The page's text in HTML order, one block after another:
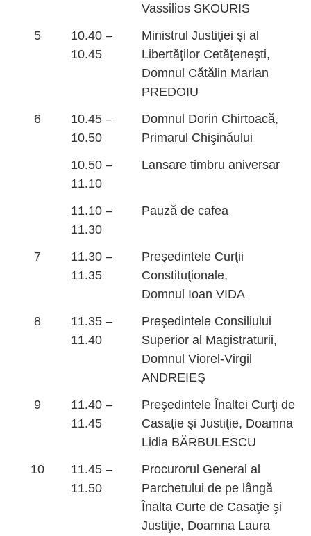
Vassilios SKOURIS
5
10.40 –
10.45
Ministrul Justiţiei şi al
Libertăţilor Cetăţeneşti,
Domnul Cătălin Marian
PREDOIU
6
10.45 –
10.50
Domnul Dorin Chirtoacă,
Primarul Chişinăului
10.50 –
11.10
Lansare timbru aniversar
11.10 –
11.30
Pauză de cafea
7
11.30 –
11.35
Preşedintele Curţii
Constituţionale,
Domnul Ioan VIDA
8
11.35 –
11.40
Preşedintele Consiliului
Superior al Magistraturii,
Domnul Viorel-Virgil
ANDREIEŞ
9
11.40 –
11.45
Preşedintele Înaltei Curţi de
Casaţie şi Justiţie, Doamna
Lidia BĂRBULESCU
10
11.45 –
11.50
Procurorul General al
Parchetului de pe lângă
Înalta Curte de Casaţie şi
Justiţie, Doamna Laura